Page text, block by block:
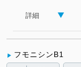
詳細
フモニシンB1